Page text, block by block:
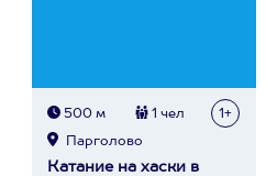
500 м 1 чел 1+
Парголово
Катание на хаски в